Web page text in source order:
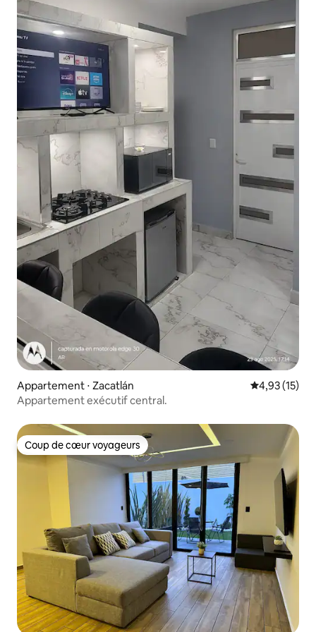
Appartement ⋅ Zacatlán Évaluation
4,93 (15)
Appartement exécutif central.
Coup de cœur voyageurs
Coup de cœur voyageurs